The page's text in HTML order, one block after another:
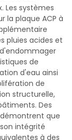
Les systèmes
la plaque ACP à
pluies acides et
de
d'eau ainsi
de
structurelle,
Des
que
intégrité
à des